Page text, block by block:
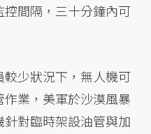
間隔，三十分鐘內可
少狀況下，無人機可
業，美軍於沙漠風暴
對臨時架設油管與加